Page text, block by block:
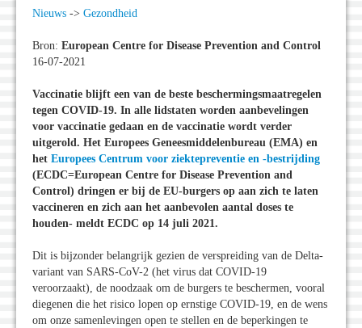
Nieuws -> Gezondheid
Bron: European Centre for Disease Prevention and Control
16-07-2021
Vaccinatie blijft een van de beste beschermingsmaatregelen
tegen COVID-19. In alle lidstaten worden aanbevelingen
voor vaccinatie gedaan en de vaccinatie wordt verder
uitgerold. Het Europees Geneesmiddelenbureau (EMA) en
het Europees Centrum voor ziektepreventie en -bestrijding
(ECDC=European Centre for Disease Prevention and
Control) dringen er bij de EU-burgers op aan zich te laten
vaccineren en zich aan het aanbevolen aantal doses te
houden- meldt ECDC op 14 juli 2021.
Dit is bijzonder belangrijk gezien de verspreiding van de Delta-
variant van SARS-CoV-2 (het virus dat COVID-19
veroorzaakt), de noodzaak om de burgers te beschermen, vooral
diegenen die het risico lopen op ernstige COVID-19, en de wens
om onze samenlevingen open te stellen en de beperkingen te